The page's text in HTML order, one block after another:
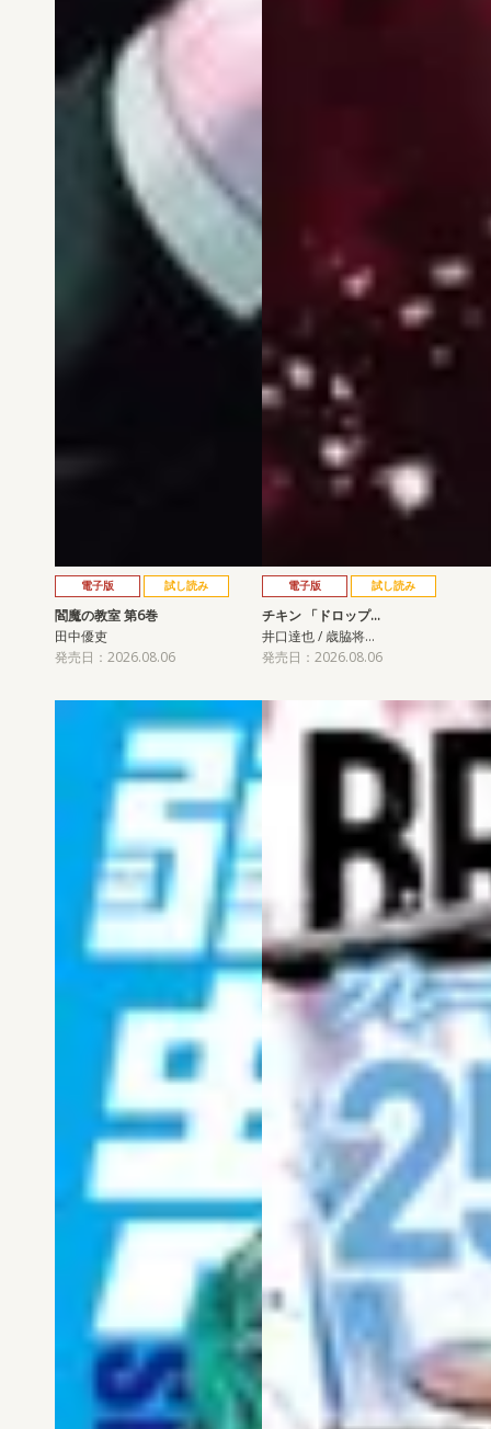
電子版 試し読み
閻魔の教室 第6巻
田中優吏
発売日：2026.08.06
電子版 試し読み
チキン 「ドロップ…
井口達也 / 歳脇将…
発売日：2026.08.06